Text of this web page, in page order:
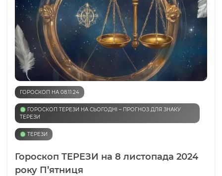
ГОРОСКОП НА 08.11.24
♎️ ГОРОСКОП ТЕРЕЗИ НА СЬОГОДНІ – ПРОГНОЗ ДЛЯ ЗНАКУ
ТЕРЕЗИ
♎️ ТЕРЕЗИ
Гороскоп ТЕРЕЗИ на 8 листопада 2024
року П’ятниця